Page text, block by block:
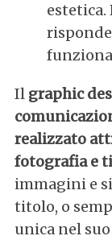
estetica.
Il graphic
realizzato
fotografia e
immagini e
titolo, o
unica nel